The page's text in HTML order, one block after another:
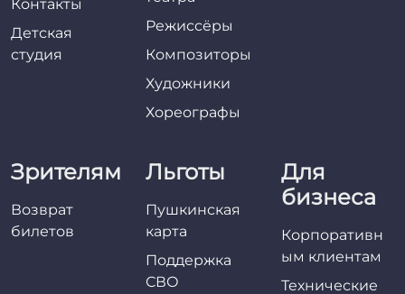
Контакты
Детская
студия
Режиссёры
Композиторы
Художники
Хореографы
Зрителям
Возврат
билетов
Льготы
Пушкинская
карта
Поддержка
СВО
Для
бизнеса
Корпоративн
ым клиентам
Технические